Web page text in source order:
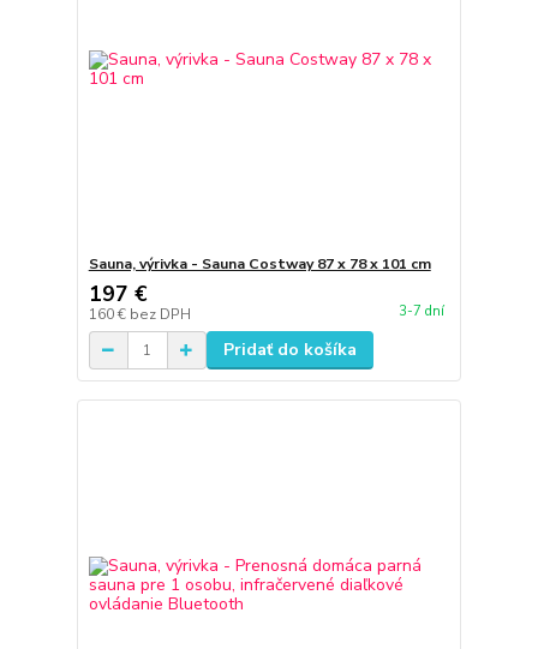
Sauna, výrivka - Sauna Costway 87 x 78 x 101 cm
197 €
160 € bez DPH 3-7 dní
Pridať do košíka